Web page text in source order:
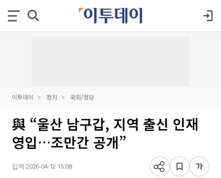
이투데이 정치 국회/정당
與 “울산 남구갑, 지역 출신 인재
영입…조만간 공개”
입력 2026-04-12 15:08